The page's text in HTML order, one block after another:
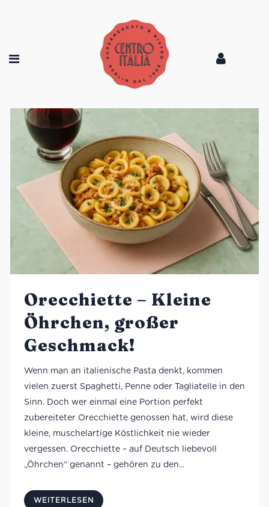
Orecchiette – Kleine
Öhrchen, großer
Geschmack!
Wenn man an italienische Pasta denkt, kommen
vielen zuerst Spaghetti, Penne oder Tagliatelle in den
Sinn. Doch wer einmal eine Portion perfekt
zubereiteter Orecchiette genossen hat, wird diese
kleine, muschelartige Köstlichkeit nie wieder
vergessen. Orecchiette – auf Deutsch liebevoll
„Öhrchen“ genannt – gehören zu den...
WEITERLESEN